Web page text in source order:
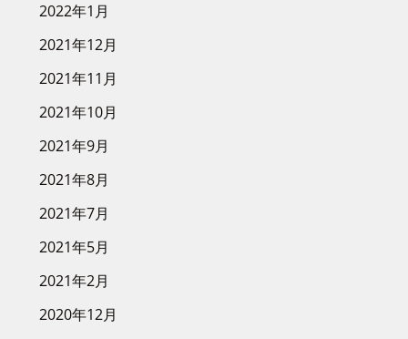
2022年1月
2021年12月
2021年11月
2021年10月
2021年9月
2021年8月
2021年7月
2021年5月
2021年2月
2020年12月